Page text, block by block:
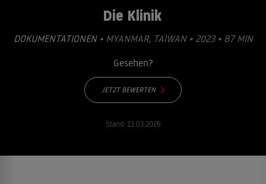
Die Klinik
DOKUMENTATIONEN• MYANMAR, TAIWAN • 2023 • 87 MIN
Gesehen?
JETZT BEWERTEN
Stand: 13.03.2026